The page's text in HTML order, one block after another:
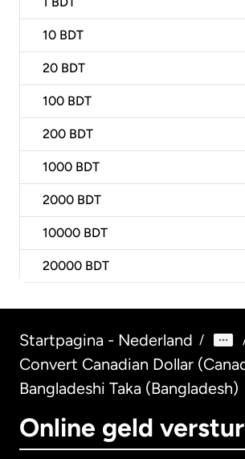
10 BDT
20 BDT
100 BDT
200 BDT
1000 BDT
2000 BDT
10000 BDT
20000 BDT
Startpagina - Nederland /
Convert Canadian Dollar
Bangladeshi Taka (Bangladesh)
Online geld